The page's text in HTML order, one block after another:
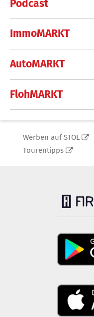
Podcast
ImmoMARKT
AutoMARKT
FlohMARKT
Werben auf STOL
Tourentipps